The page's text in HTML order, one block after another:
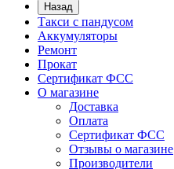
Назад
Такси с пандусом
Аккумуляторы
Ремонт
Прокат
Сертификат ФСС
О магазине
Доставка
Оплата
Сертификат ФСС
Отзывы о магазине
Производители